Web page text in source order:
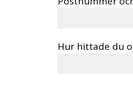
Hur hittade du